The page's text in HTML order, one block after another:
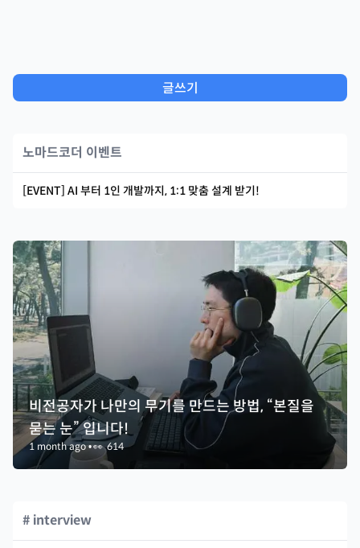
글쓰기
노마드코더 이벤트
[EVENT] AI 부터 1인 개발까지, 1:1 맞춤 설계 받기!
비전공자가 나만의 무기를 만드는 방법, “본질을
묻는 눈” 입니다!
1 month ago•👀614
# interview